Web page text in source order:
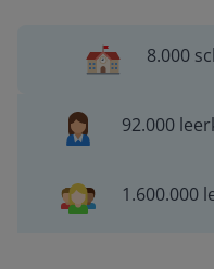
8.000
92.000
1.600.000